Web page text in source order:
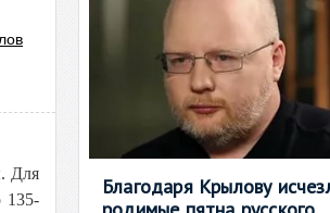
Для
135-
Благодаря Крылову